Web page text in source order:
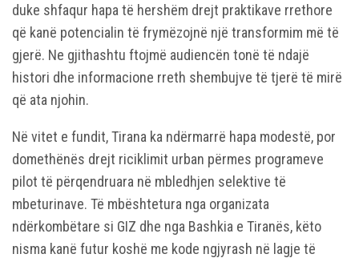
duke shfaqur hapa të hershëm drejt praktikave rrethore
që kanë potencialin të frymëzojnë një transformim më të
gjerë. Ne gjithashtu ftojmë audiencën tonë të ndajë
histori dhe informacione rreth shembujve të tjerë të mirë
që ata njohin.
Në vitet e fundit, Tirana ka ndërmarrë hapa modestë, por
domethënës drejt riciklimit urban përmes programeve
pilot të përqendruara në mbledhjen selektive të
mbeturinave. Të mbështetura nga organizata
ndërkombëtare si GIZ dhe nga Bashkia e Tiranës, këto
nisma kanë futur koshë me kode ngjyrash në lagje të